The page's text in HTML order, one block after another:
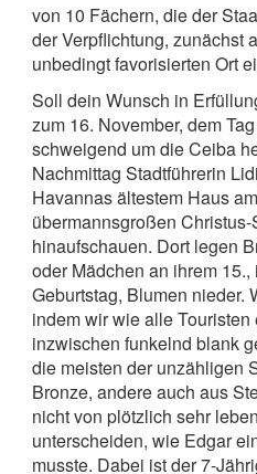
von 10 Fächern, die der
der Verpflichtung, zunächst
unbedingt favorisierten Ort
Soll dein Wunsch in
zum 16. November, dem
schweigend um die Ceiba
Nachmittag Stadtführerin
Havannas ältestem Haus
übermannsgroßen
hinaufschauen. Dort legen
oder Mädchen an ihrem
Geburtstag, Blumen nieder.
indem wir wie alle
inzwischen funkelnd blank
die meisten der unzähligen
Bronze, andere auch aus
nicht von plötzlich sehr
unterscheiden, wie Edgar
musste. Dabei ist der 7-